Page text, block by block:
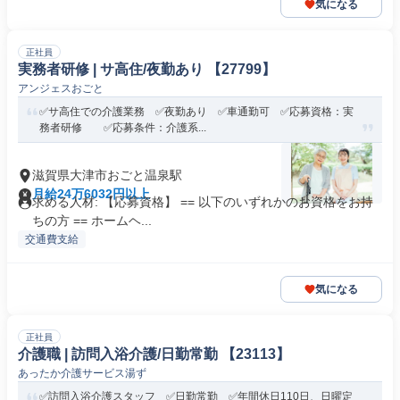
気になる
正社員
実務者研修 | サ高住/夜勤あり 【27799】
アンジェスおごと
✅サ高住での介護業務 ✅夜勤あり ✅車通勤可 ✅応募資格：実
務者研修 ✅応募条件：介護系...
滋賀県大津市おごと温泉駅
月給24万6032円以上
求める人材: 【応募資格】 == 以下のいずれかのお資格をお持
ちの方 == ホームヘ...
交通費支給
気になる
正社員
介護職 | 訪問入浴介護/日勤常勤 【23113】
あったか介護サービス湯ず
✅訪問入浴介護スタッフ ✅日勤常勤 ✅年間休日110日、日曜定